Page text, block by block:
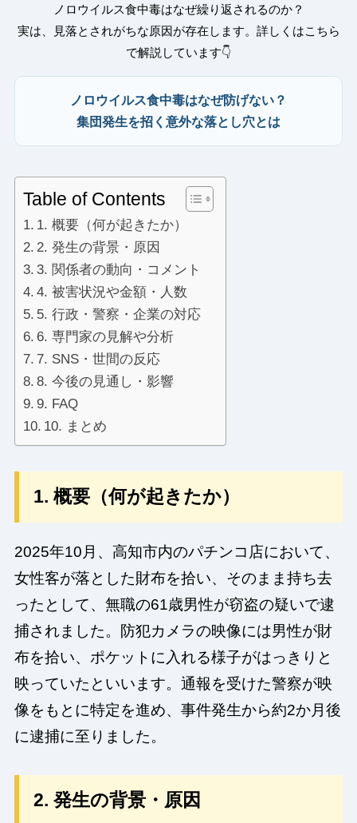
ノロウイルス食中毒はなぜ繰り返されるのか？
実は、見落とされがちな原因が存在します。詳しくはこちら
で解説しています👇
ノロウイルス食中毒はなぜ防げない？
集団発生を招く意外な落とし穴とは
Table of Contents
1. 概要（何が起きたか）
2. 発生の背景・原因
3. 関係者の動向・コメント
4. 被害状況や金額・人数
5. 行政・警察・企業の対応
6. 専門家の見解や分析
7. SNS・世間の反応
8. 今後の見通し・影響
9. FAQ
10. まとめ
1. 概要（何が起きたか）
2025年10月、高知市内のパチンコ店において、
女性客が落とした財布を拾い、そのまま持ち去
ったとして、無職の61歳男性が窃盗の疑いで逮
捕されました。防犯カメラの映像には男性が財
布を拾い、ポケットに入れる様子がはっきりと
映っていたといいます。通報を受けた警察が映
像をもとに特定を進め、事件発生から約2か月後
に逮捕に至りました。
2. 発生の背景・原因